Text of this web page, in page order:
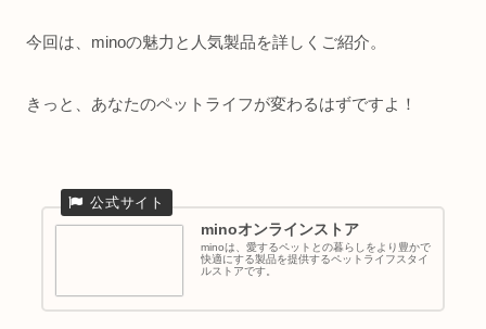
今回は、minoの魅力と人気製品を詳しくご紹介。
きっと、あなたのペットライフが変わるはずですよ！
minoオンラインストア
minoは、愛するペットとの暮らしをより豊かで
快適にする製品を提供するペットライフスタイ
ルストアです。